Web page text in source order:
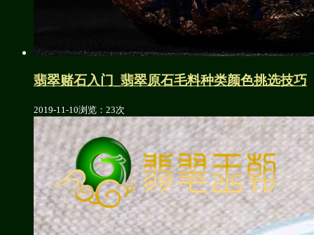
翡翠赌石入门_翡翠原石毛料种类颜色挑选技巧
2019-11-10浏览：23次